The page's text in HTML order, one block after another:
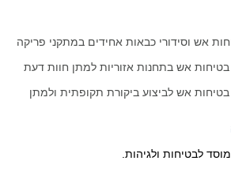
אש וסידורי כבאות אחידים במתקני פריקה
אש בתחנות אזוריות למתן חוות דעת
אש לביצוע ביקורת תקופתית ולמתן
לבטיחות ולגיהות.